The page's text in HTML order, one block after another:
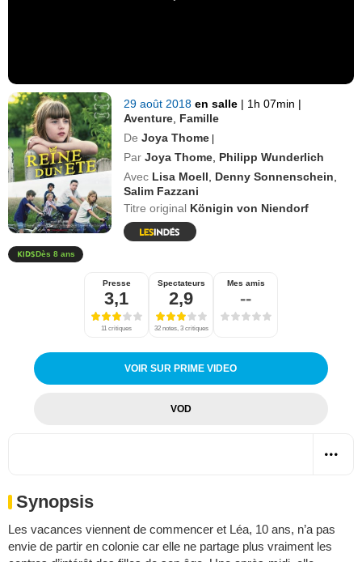
29 août 2018en salle | 1h 07min |
Aventure Famille
De Joya Thome |
Par Joya Thome Philipp Wunderlich
Avec Lisa Moell Denny Sonnenschein
Salim Fazzani
Titre original Königin von Niendorf
Dès 8 ans
Presse
3,1
11 critiques
Spectateurs
2,9
32 notes, 3 critiques
Mes amis
--
VOIR SUR PRIME VIDEO
VOD
Synopsis
Les vacances viennent de commencer et Léa, 10 ans, n’a pas
envie de partir en colonie car elle ne partage plus vraiment les